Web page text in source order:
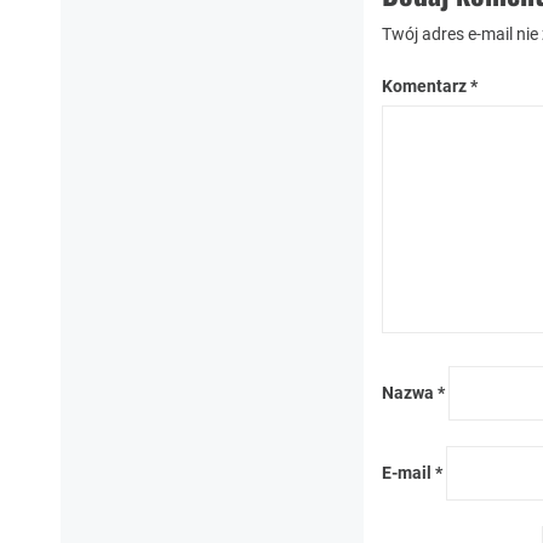
Twój adres e-mail
Komentarz*
Nazwa *
E-mail *